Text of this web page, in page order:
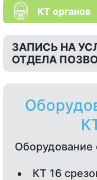
КТ органов
ЗАПИСЬ НА
ОТДЕЛА
КТ 16